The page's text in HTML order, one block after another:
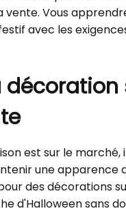
Vous
avec les
décoration
est sur le marché,
une apparence
des décorations
d'Halloween sans